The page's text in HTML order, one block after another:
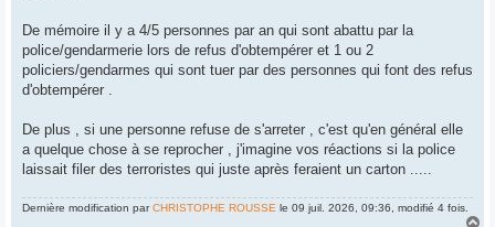
De mémoire il y a 4/5 personnes par an qui sont abattu par la
police/gendarmerie lors de refus d'obtempérer et 1 ou 2
policiers/gendarmes qui sont tuer par des personnes qui font des refus
d'obtempérer .
De plus , si une personne refuse de s'arreter , c'est qu'en général elle
a quelque chose à se reprocher , j'imagine vos réactions si la police
laissait filer des terroristes qui juste après feraient un carton .....
Dernière modification parCHRISTOPHE ROUSSE le 09 juil. 2026, 09:36, modifié 4 fois.